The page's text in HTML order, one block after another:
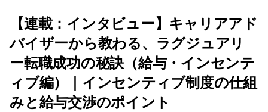
【連載：インタビュー】キャリアアド
バイザーから教わる、ラグジュアリ
ー転職成功の秘訣（給与・インセンテ
ィブ編）｜インセンティブ制度の仕組
みと給与交渉のポイント